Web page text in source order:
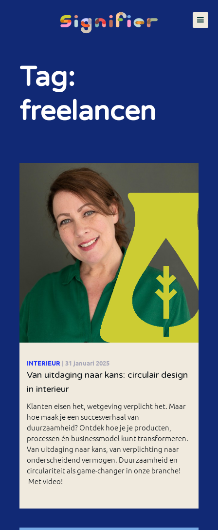
Tag:
freelancen
INTERIEUR | 31 januari 2025
Van uitdaging naar kans: circulair design
in interieur
Klanten eisen het, wetgeving verplicht het. Maar
hoe maak je een succesverhaal van
duurzaamheid? Ontdek hoe je je producten,
processen én businessmodel kunt transformeren.
Van uitdaging naar kans, van verplichting naar
onderscheidend vermogen. Duurzaamheid en
circulariteit als game-changer in onze branche!
Met video!